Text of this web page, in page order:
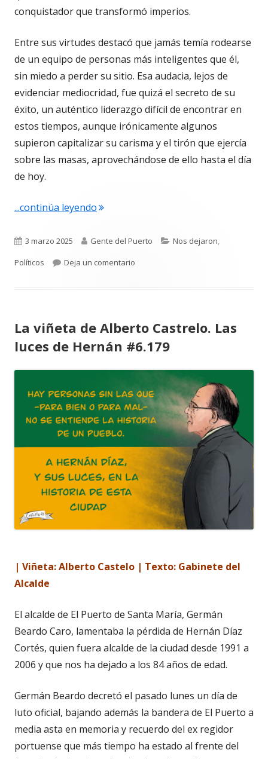
conquistador que transformó imperios.
Entre sus virtudes destacó que jamás temía rodearse
de un equipo de personas más inteligentes que él,
sin miedo a perder su sitio. Esa audacia, lejos de
evidenciar mediocridad, fue quizá el secreto de su
éxito, un auténtico liderazgo difícil de encontrar en
estos tiempos, aunque irónicamente algunos
supieron capitalizar su carisma y el tirón que ejercía
sobre las masas, aprovechándose de ello hasta el día
de hoy.
...continúa leyendo"Hernán, último conquistador. Misa
Publicado
el
3 marzo 2025 Autor
Gente del Puerto Categorías
Nos dejaron,
Políticos
Deja un comentario
La viñeta de Alberto Castrelo. Las
luces de Hernán #6.179
| Viñeta: Alberto Castelo | Texto: Gabinete del
Alcalde
El alcalde de El Puerto de Santa María, Germán
Beardo Caro, lamentaba la pérdida de Hernán Díaz
Cortés, quien fuera alcalde de la ciudad desde 1991 a
2006 y que nos ha dejado a los 84 años de edad.
Germán Beardo decretó el pasado lunes un día de
luto oficial, bajando además la bandera de El Puerto a
media asta en memoria y recuerdo del ex regidor
portuense que más tiempo ha estado al frente del